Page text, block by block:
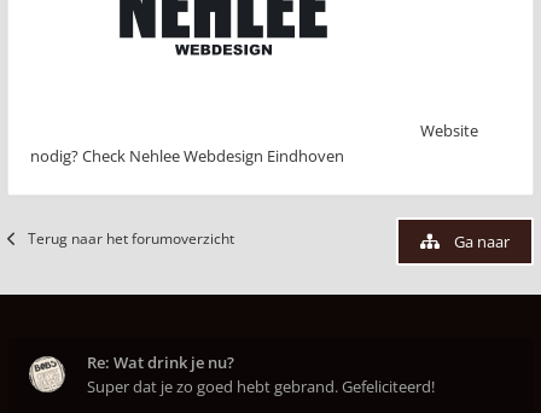
Website
nodig? Check Nehlee Webdesign Eindhoven
Terug naar het forumoverzicht Ga naar
Re: Wat drink je nu?
Super dat je zo goed hebt gebrand. Gefeliciteerd!